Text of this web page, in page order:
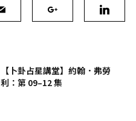
【卜卦占星講堂】約翰．弗勞
利：第 09–12 集